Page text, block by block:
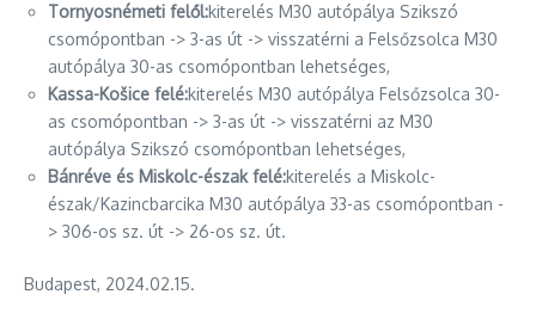
Tornyosnémeti felől:kiterelés M30 autópálya Szikszó
csomópontban -> 3-as út -> visszatérni a Felsőzsolca M30
autópálya 30-as csomópontban lehetséges,
Kassa-Košice felé:kiterelés M30 autópálya Felsőzsolca 30-
as csomópontban -> 3-as út -> visszatérni az M30
autópálya Szikszó csomópontban lehetséges,
Bánréve és Miskolc-észak felé:kiterelés a Miskolc-
észak/Kazincbarcika M30 autópálya 33-as csomópontban -
> 306-os sz. út -> 26-os sz. út.
Budapest, 2024.02.15.